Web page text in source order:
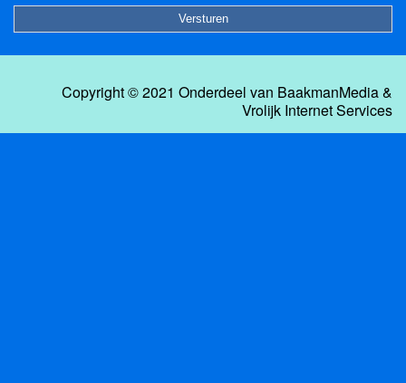
Copyright © 2021 Onderdeel van BaakmanMedia&
Vrolijk Internet Services